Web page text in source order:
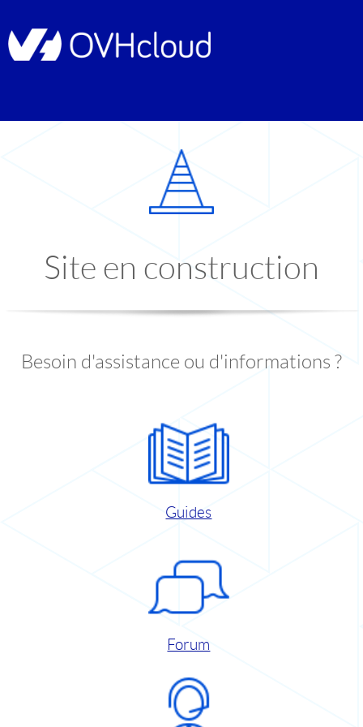
Site en construction
Besoin d'assistance ou d'informations ?
Guides
Forum